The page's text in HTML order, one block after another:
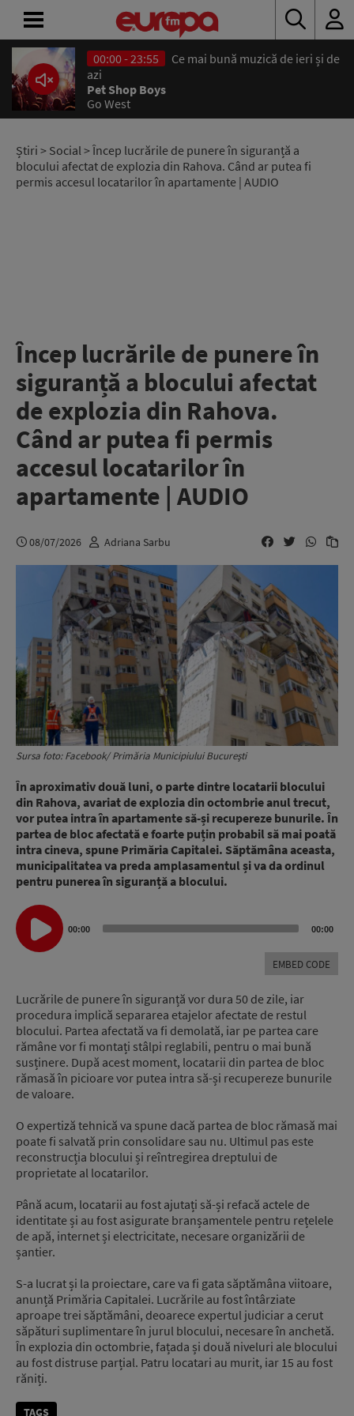
00:00 - 23:55
Ce mai bună muzică de ieri și de
azi
Pet Shop Boys
Go West
Știri > Social> Încep lucrările de punere în siguranță a
blocului afectat de explozia din Rahova. Când ar putea fi
permis accesul locatarilor în apartamente | AUDIO
Încep lucrările de punere în
siguranță a blocului afectat
de explozia din Rahova.
Când ar putea fi permis
accesul locatarilor în
apartamente | AUDIO
08/07/2026 Adriana Sarbu
Sursa foto: Facebook/ Primăria Municipiului Bucureşti
În aproximativ două luni, o parte dintre locatarii blocului
din Rahova, avariat de explozia din octombrie anul trecut,
vor putea intra în apartamente să-și recupereze bunurile. În
partea de bloc afectată e foarte puțin probabil să mai poată
intra cineva, spune Primăria Capitalei. Săptămâna aceasta,
municipalitatea va preda amplasamentul și va da ordinul
pentru punerea în siguranță a blocului.
Audio
Player
00:00 00:00
EMBED CODE
Lucrările de punere în siguranță vor dura 50 de zile, iar
procedura implică separarea etajelor afectate de restul
blocului. Partea afectată va fi demolată, iar pe partea care
rămâne vor fi montați stâlpi reglabili, pentru o mai bună
susținere. După acest moment, locatarii din partea de bloc
rămasă în picioare vor putea intra să-și recupereze bunurile
de valoare.
O expertiză tehnică va spune dacă partea de bloc rămasă mai
poate fi salvată prin consolidare sau nu. Ultimul pas este
reconstrucția blocului și reîntregirea dreptului de
proprietate al locatarilor.
Până acum, locatarii au fost ajutați să-și refacă actele de
identitate și au fost asigurate branșamentele pentru rețelele
de apă, internet și electricitate, necesare organizării de
șantier.
S-a lucrat și la proiectare, care va fi gata săptămâna viitoare,
anunță Primăria Capitalei. Lucrările au fost întârziate
aproape trei săptămâni, deoarece expertul judiciar a cerut
săpături suplimentare în jurul blocului, necesare în anchetă.
În explozia din octombrie, fațada și două niveluri ale blocului
au fost distruse parțial. Patru locatari au murit, iar 15 au fost
răniți.
TAGS
ACASĂ
ȘTIRI
RADIO
CONCURSURI